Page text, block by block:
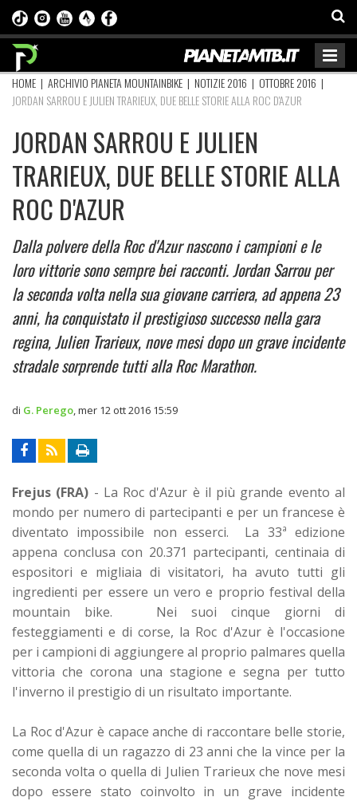
HOME | ARCHIVIO PIANETA MOUNTAINBIKE | NOTIZIE 2016 | OTTOBRE 2016 |
JORDAN SARROU E JULIEN TRARIEUX, DUE BELLE STORIE ALLA ROC D'AZUR
JORDAN SARROU E JULIEN
TRARIEUX, DUE BELLE STORIE ALLA
ROC D'AZUR
Dalla polvere della Roc d'Azur nascono i campioni e le
loro vittorie sono sempre bei racconti. Jordan Sarrou per
la seconda volta nella sua giovane carriera, ad appena 23
anni, ha conquistato il prestigioso successo nella gara
regina, Julien Trarieux, nove mesi dopo un grave incidente
stradale sorprende tutti alla Roc Marathon.
di G. Perego mer 12 ott 2016 15:59
Frejus (FRA) - La Roc d'Azur è il più grande evento al
mondo per numero di partecipanti e per un francese è
diventato impossibile non esserci. La 33ª edizione
appena conclusa con 20.371 partecipanti, centinaia di
espositori e migliaia di visitatori, ha avuto tutti gli
ingredienti per essere un vero e proprio festival della
mountain bike. Nei suoi cinque giorni di
festeggiamenti e di corse, la Roc d'Azur è l'occasione
per i campioni di aggiungere al proprio palmares quella
vittoria che corona una stagione e segna per tutto
l'inverno il prestigio di un risultato importante.
La Roc d'Azur è capace anche di raccontare belle storie,
come quella di un ragazzo di 23 anni che la vince per la
seconda volta o quella di Julien Trarieux che nove mesi
dopo essere stato coinvolto in un grave incidente